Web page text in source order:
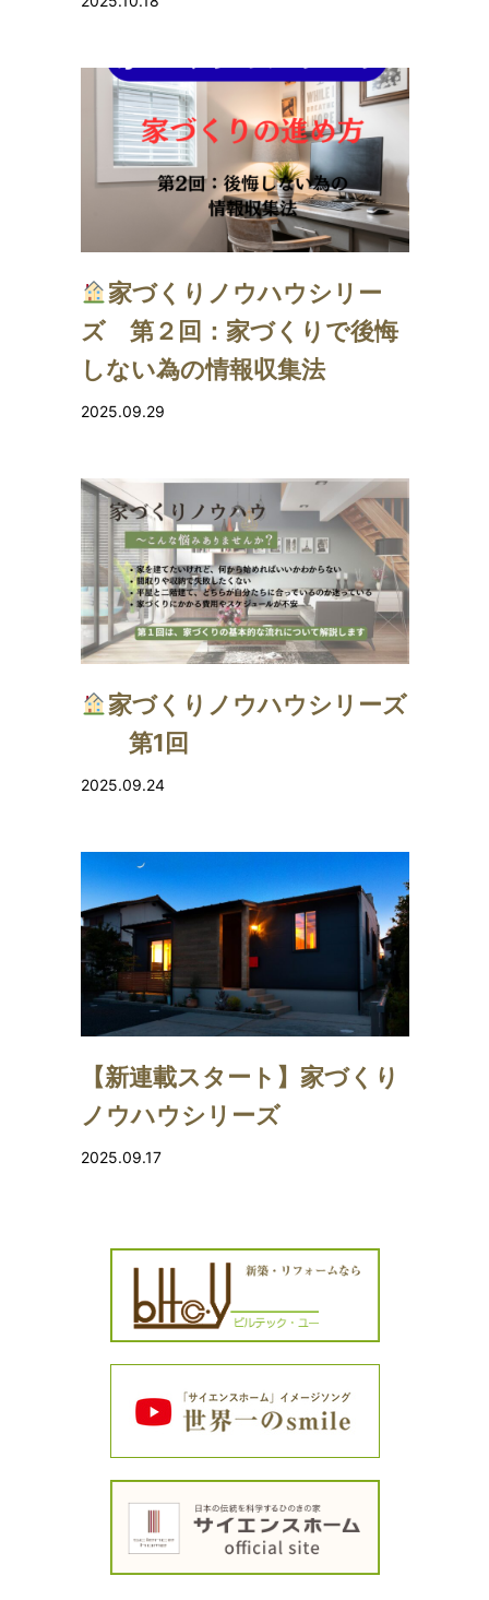
家づくりノウハウシリー
ズ 第２回：家づくりで後悔
しない為の情報収集法
2025.09.29
家づくりノウハウシリーズ
第1回
2025.09.24
【新連載スタート】家づくり
ノウハウシリーズ
2025.09.17